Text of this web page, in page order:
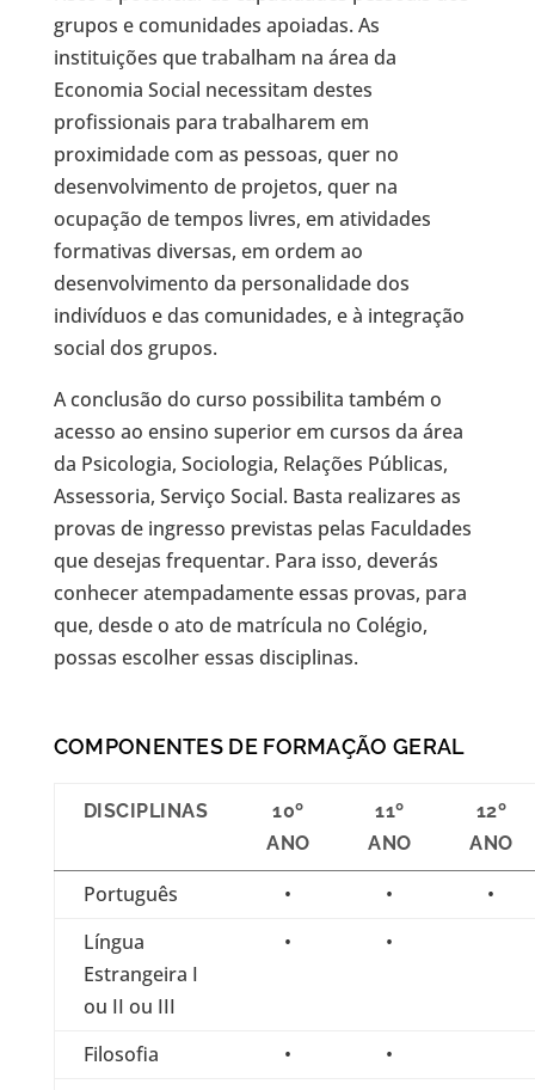
grupos e comunidades apoiadas. As
instituições que trabalham na área da
Economia Social necessitam destes
profissionais para trabalharem em
proximidade com as pessoas, quer no
desenvolvimento de projetos, quer na
ocupação de tempos livres, em atividades
formativas diversas, em ordem ao
desenvolvimento da personalidade dos
indivíduos e das comunidades, e à integração
social dos grupos.
A conclusão do curso possibilita também o
acesso ao ensino superior em cursos da área
da Psicologia, Sociologia, Relações Públicas,
Assessoria, Serviço Social. Basta realizares as
provas de ingresso previstas pelas Faculdades
que desejas frequentar. Para isso, deverás
conhecer atempadamente essas provas, para
que, desde o ato de matrícula no Colégio,
possas escolher essas disciplinas.
COMPONENTES DE FORMAÇÃO GERAL
DISCIPLINAS
10º
ANO
11º
ANO
12º
ANO
Português • •
•
Língua
Estrangeira I
ou II ou III
• •
Filosofia •
•